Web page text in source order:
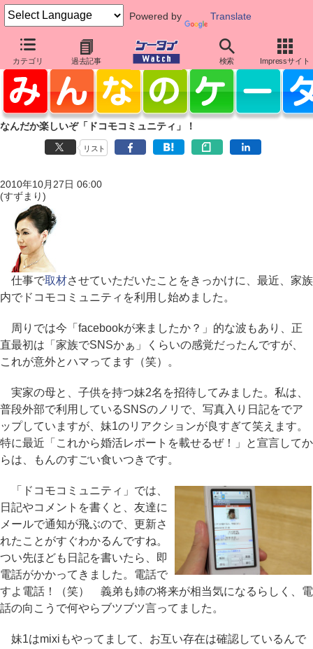
Powered by Translate
カテゴリ 過去記事 検索 Impressサイト
なんだか楽しいぞ「ドコモコミュニティ」！
リスト
2010年10月27日 06:00
(すずまり)
仕事で取材させていただいたことをきっかけに、最近、家族
内でドコモコミュニティを利用し始めました。
周りでは今「facebookが来ましたか？」的な波もあり、正
直最初は「家族でSNSかぁ」くらいの感覚だったんですが、
これが意外とハマってます（笑）。
実家の母と、子供を持つ妹2名を招待してみました。私は、
普段外部で利用しているSNSのノリで、写真入り日記をでア
ップしていますが、妹1のリアクションが良すぎて笑えます。
特に最近「これから婚活レポートを載せるぜ！」と宣言してか
らは、もんのすごい食いつきです。
「ドコモコミュニティ」では、
日記やコメントを書くと、友達に
メールで通知が飛ぶので、更新さ
れたことがすぐわかるんですね。
つい先ほども日記を書いたら、即
電話がかかってきました。電話で
すよ電話！（笑） 義弟も姉の将来が相当気になるらしく、電
話の向こうで何やらブツブツ言ってました。
妹1はmixiもやってまして、お互い存在は確認しているんで